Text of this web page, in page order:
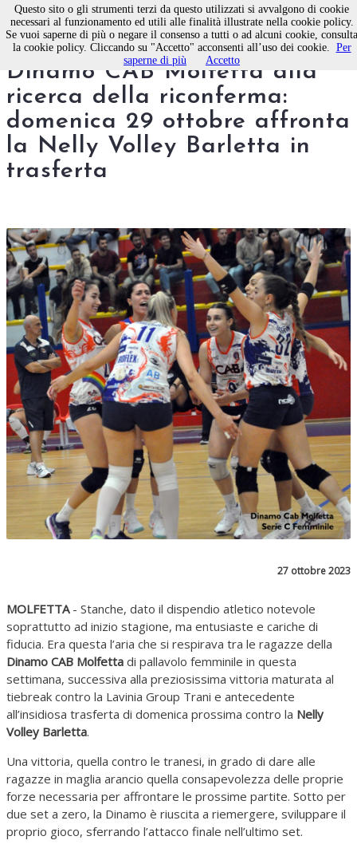
Pallavolo femminile. La
Dinamo CAB Molfetta alla
ricerca della riconferma:
domenica 29 ottobre affronta
la Nelly Volley Barletta in
trasferta
27 ottobre 2023
MOLFETTA- Stanche, dato il dispendio atletico notevole
soprattutto ad inizio stagione, ma entusiaste e cariche di
fiducia. Era questa l’aria che si respirava tra le ragazze della
Dinamo CAB Molfetta di pallavolo femminile in questa
settimana, successiva alla preziosissima vittoria maturata al
tiebreak contro la Lavinia Group Trani e antecedente
all’insidiosa trasferta di domenica prossima contro la Nelly
Volley Barletta.
Una vittoria, quella contro le tranesi, in grado di dare alle
ragazze in maglia arancio quella consapevolezza delle proprie
forze necessaria per affrontare le prossime partite. Sotto per
due set a zero, la Dinamo è riuscita a riemergere, sviluppare il
proprio gioco, sferrando l’attacco finale nell’ultimo set.
Questo sito o gli strumenti terzi da questo utilizzati si avvalgono di cookie
necessari al funzionamento ed utili alle finalità illustrate nella cookie policy.
Se vuoi saperne di più o negare il consenso a tutti o ad alcuni cookie, consulta
la cookie policy. Cliccando su "Accetto" acconsenti all’uso dei cookie. Per
saperne di più
Accetto